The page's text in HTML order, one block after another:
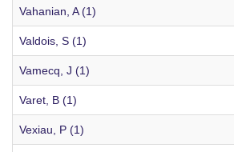
Vahanian, A (1)
Valdois, S (1)
Vamecq, J (1)
Varet, B (1)
Vexiau, P (1)